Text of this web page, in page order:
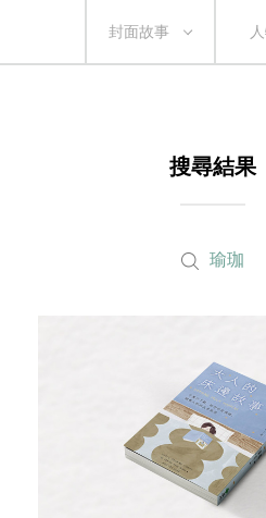
封面故事
搜尋結果
瑜珈